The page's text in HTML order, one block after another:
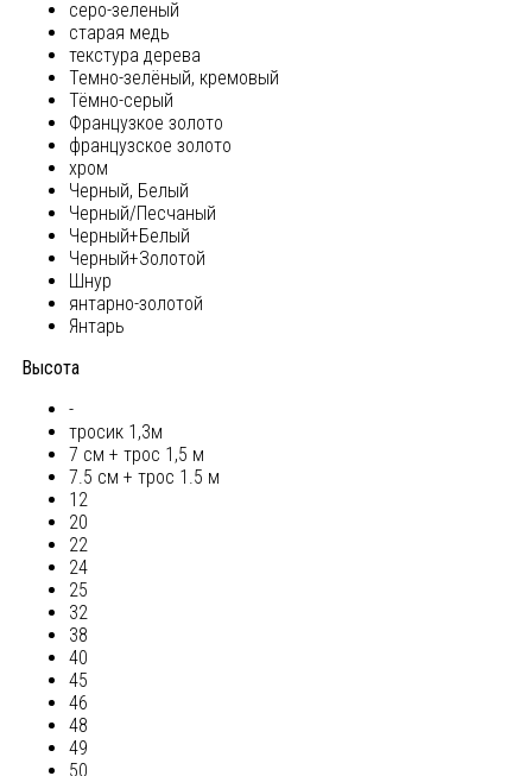
серо-зеленый
старая медь
текстура дерева
Темно-зелёный, кремовый
Тёмно-серый
Французкое золото
французское золото
хром
Черный, Белый
Черный/Песчаный
Черный+Белый
Черный+Золотой
Шнур
янтарно-золотой
Янтарь
Высота
-
тросик 1,3м
7 см + трос 1,5 м
7.5 см + трос 1.5 м
12
20
22
24
25
32
38
40
45
46
48
49
50